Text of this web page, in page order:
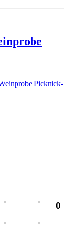
Picknick-
0